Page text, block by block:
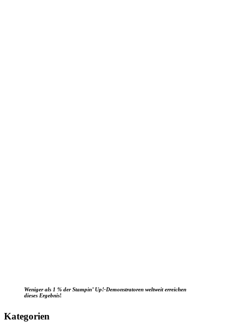
Weniger als 1 % der Stampin’ Up!-Demonstratoren weltweit erreichen
dieses Ergebnis!
Kategorien